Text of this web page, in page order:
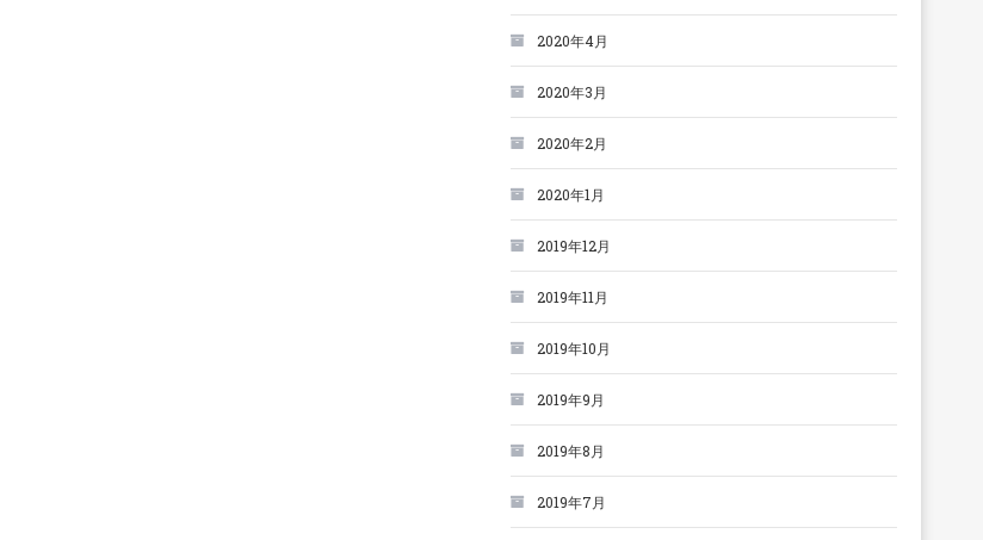
2020年4月
2020年3月
2020年2月
2020年1月
2019年12月
2019年11月
2019年10月
2019年9月
2019年8月
2019年7月